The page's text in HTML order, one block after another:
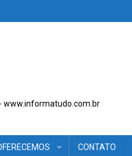
www.informatudo.com.br
CONTATO